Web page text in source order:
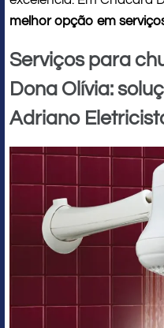
melhor opção em
Serviços para
Dona Olívia:
Adriano